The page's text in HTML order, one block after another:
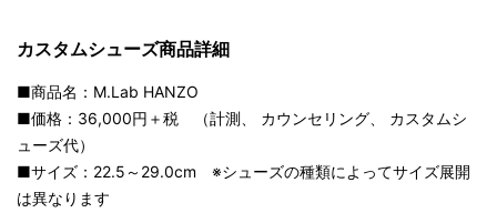
カスタムシューズ商品詳細
■商品名：M.Lab HANZO
■価格：36,000円＋税 （計測、 カウンセリング、 カスタムシ
ューズ代）
■サイズ：22.5～29.0cm ※シューズの種類によってサイズ展開
は異なります